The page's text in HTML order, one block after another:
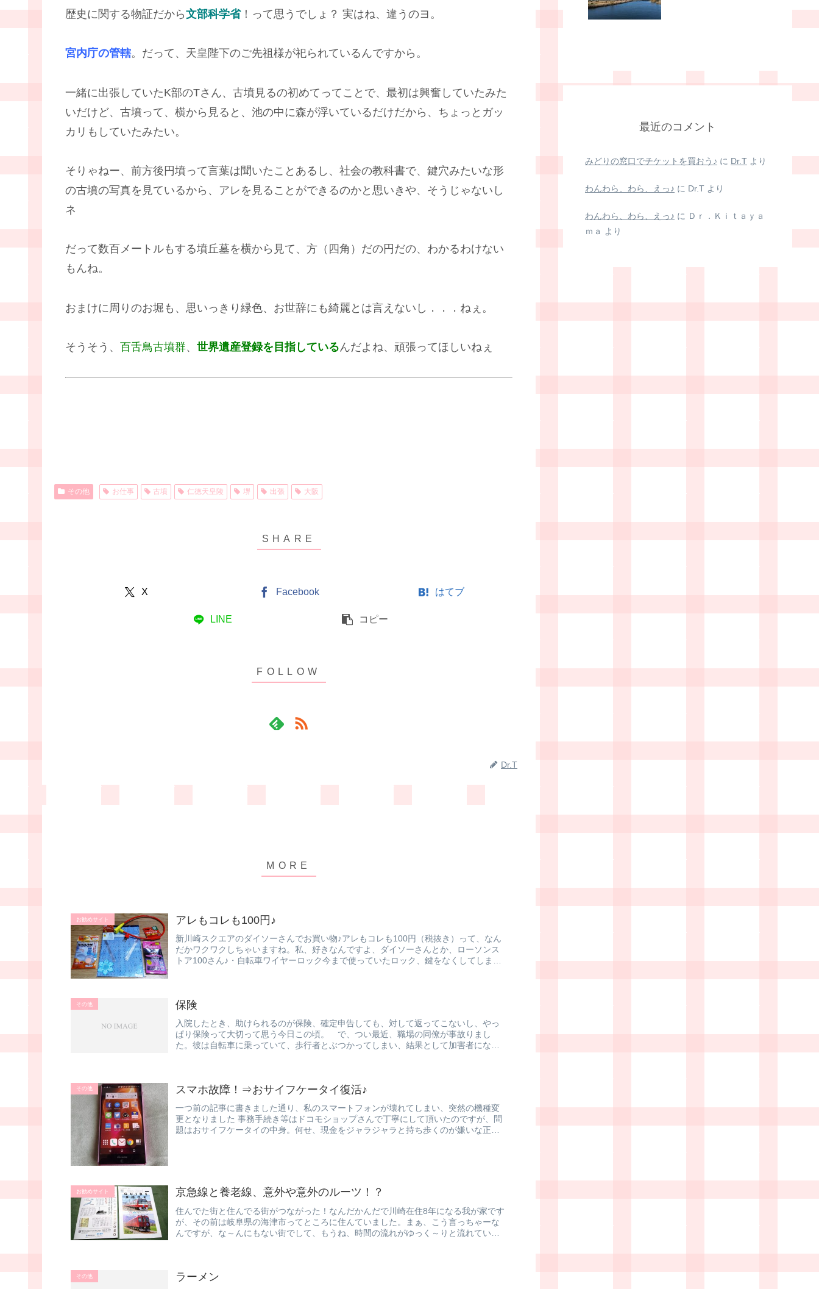
歴史に関する物証だから文部科学省！って思うでしょ？ 実はね、違うのヨ。
宮内庁の管轄。だって、天皇陛下のご先祖様が祀られているんですから。
一緒に出張していたK部のTさん、古墳見るの初めてってことで、最初は興奮していたみた
いだけど、古墳って、横から見ると、池の中に森が浮いているだけだから、ちょっとガッ
カリもしていたみたい。
そりゃねー、前方後円墳って言葉は聞いたことあるし、社会の教科書で、鍵穴みたいな形
の古墳の写真を見ているから、アレを見ることができるのかと思いきや、そうじゃないし
ネ
だって数百メートルもする墳丘墓を横から見て、方（四角）だの円だの、わかるわけない
もんね。
おまけに周りのお堀も、思いっきり緑色、お世辞にも綺麗とは言えないし．．．ねぇ。
そうそう、 百舌鳥古墳群、 世界遺産登録を目指しているんだよね、頑張ってほしいねぇ
その他 お仕事 古墳 仁徳天皇陵 堺 出張 大阪
X Facebook はてブ
LINE コピー
Dr.T
お勧めサイト アレもコレも100円♪
新川崎スクエアのダイソーさんでお買い物♪アレもコレも100円（税抜き）って、なん
だかワクワクしちゃいますね。私、好きなんですよ、ダイソーさんとか、ローソンス
トア100さん♪・自転車ワイヤーロック今まで使っていたロック、鍵をなくしてしまっ
その他 保険
入院したとき、助けられるのが保険、確定申告しても、対して返ってこないし、やっ
ぱり保険って大切って思う今日この頃。 で、つい最近、職場の同僚が事故りまし
た。彼は自転車に乗っていて、歩行者とぶつかってしまい、結果として加害者になっ
その他 スマホ故障！⇒おサイフケータイ復活♪
一つ前の記事に書きました通り、私のスマートフォンが壊れてしまい、突然の機種変
更となりました 事務手続き等はドコモショップさんで丁寧にして頂いたのですが、問
題はおサイフケータイの中身。何せ、現金をジャラジャラと持ち歩くのが嫌いな正確
お勧めサイト 京急線と養老線、意外や意外のルーツ！？
住んでた街と住んでる街がつながった！なんだかんだで川崎在住8年になる我が家です
が、その前は岐阜県の海津市ってところに住んていました。まぁ、こう言っちゃーな
んですが、な～んにもない街でして、もうね、時間の流れがゆっく～りと流れている
その他 ラーメン
最近のコメント
みどりの窓口でチケットを買おう♪ に Dr.T より
わんわら、わら、えっ♪ に Dr.T より
わんわら、わら、えっ♪ に Ｄｒ．Ｋｉｔａｙａ
ｍａ
より